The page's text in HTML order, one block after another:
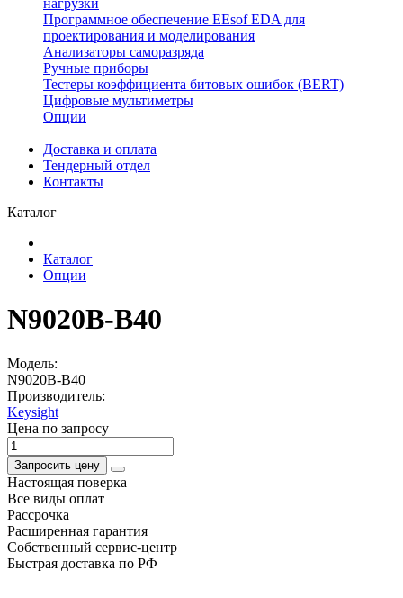
нагрузки
Программное обеспечение EEsof EDA для
проектирования и моделирования
Анализаторы саморазряда
Ручные приборы
Тестеры коэффициента битовых ошибок (BERT)
Цифровые мультиметры
Опции
Доставка и оплата
Тендерный отдел
Контакты
Каталог
Каталог
Опции
N9020B-B40
Модель:
N9020B-B40
Производитель:
Keysight
Цена по запросу
Запросить цену
Настоящая поверка
Все виды оплат
Рассрочка
Расширенная гарантия
Собственный сервис-центр
Быстрая доставка по РФ